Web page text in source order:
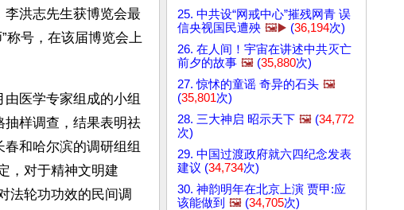
洪志先生获博览会最
称号，在该届博览会上
医学专家组成的小组
抽样调查，结果表明祛
和哈尔滨的调研组组
，对于精神文明建
法轮功功效的民间调
25. 中共设“网戒中心”摧残网青 误
信央视国民遭殃 🖼️▶️ (36,194次)
26. 在人间！宇宙在讲述中共灭亡
前夕的故事 🖼️ (35,880次)
27. 惊怵的童谣 奇异的石头 🖼️
(35,801次)
28. 三大神启 昭示天下 🖼️ (34,772
次)
29. 中国过渡政府就六四纪念发表
建议 (34,734次)
30. 神韵明年在北京上演 贾甲:应
该能做到 🖼️ (34,705次)